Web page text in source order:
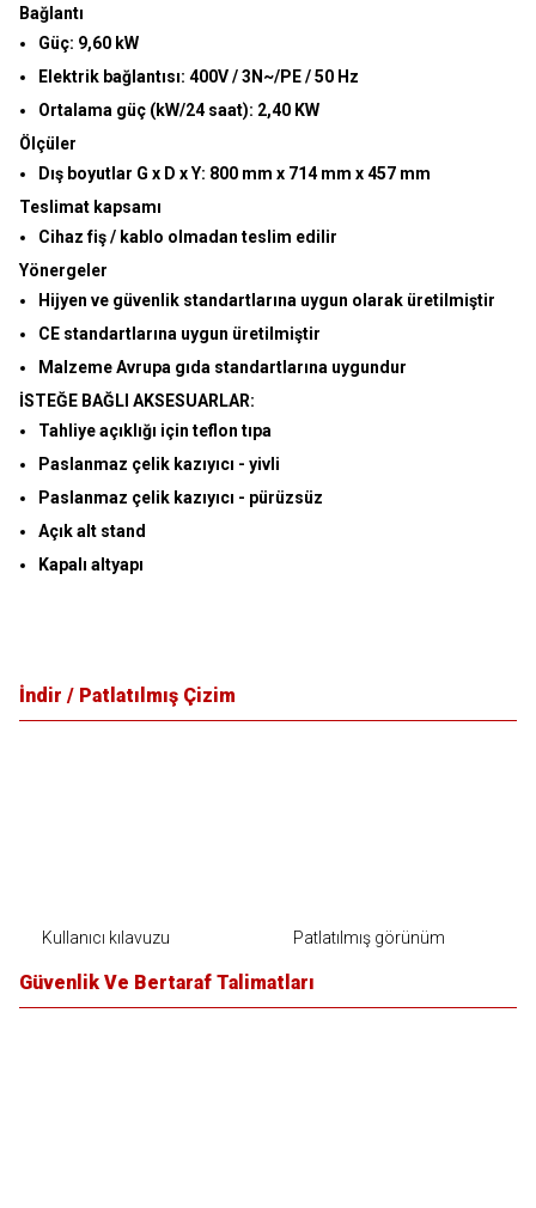
Bağlantı
Güç: 9,60 kW
Elektrik bağlantısı: 400V / 3N~/PE / 50 Hz
Ortalama güç (kW/24 saat): 2,40 KW
Ölçüler
Dış boyutlar G x D x Y: 800 mm x 714 mm x 457 mm
Teslimat kapsamı
Cihaz fiş / kablo olmadan teslim edilir
Yönergeler
Hijyen ve güvenlik standartlarına uygun olarak üretilmiştir
CE standartlarına uygun üretilmiştir
Malzeme Avrupa gıda standartlarına uygundur
İSTEĞE BAĞLI AKSESUARLAR:
Tahliye açıklığı için teflon tıpa
Paslanmaz çelik kazıyıcı - yivli
Paslanmaz çelik kazıyıcı - pürüzsüz
Açık alt stand
Kapalı altyapı
İndir / Patlatılmış Çizim
Kullanıcı kılavuzu Patlatılmış görünüm
Güvenlik Ve Bertaraf Talimatları